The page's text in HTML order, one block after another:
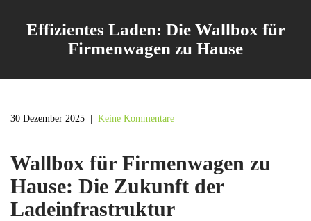
Effizientes Laden: Die Wallbox für
Firmenwagen zu Hause
30 Dezember 2025 Keine Kommentare
Wallbox für Firmenwagen zu
Hause: Die Zukunft der
Ladeinfrastruktur